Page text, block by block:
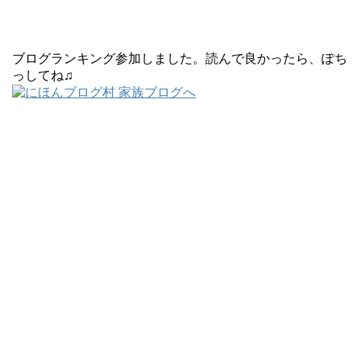
ブログランキング参加しました。読んで良かったら、ぽち
っしてね♫